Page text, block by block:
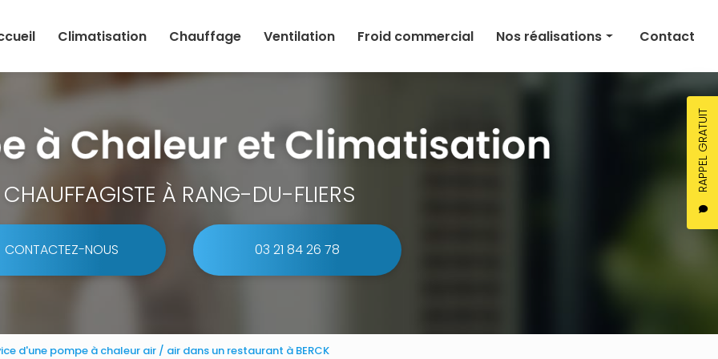
RAPPEL GRATUIT
Climatisation Chauffage Ventilation Froid commercial Nos réalisations
Climatisation
Ventilation
Contact
CHAUFFAGISTE À RANG-DU-FLIERS
CONTACTEZ-NOUS 03 21 84 26 78
d'une pompe à chaleur air / air dans un restaurant à BERCK